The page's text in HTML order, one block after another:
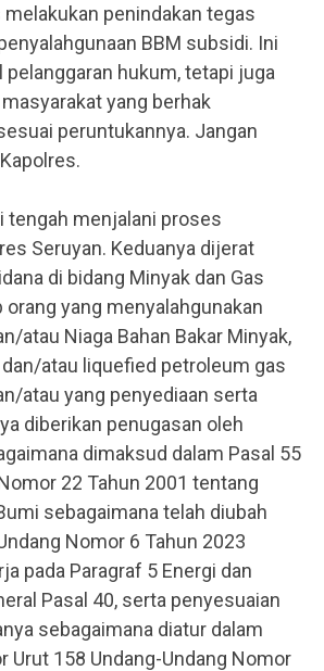
melakukan penindakan tegas
BBM subsidi. Ini
pelanggaran hukum, tetapi juga
yang berhak
peruntukannya. Jangan
tengah menjalani proses
Seruyan. Keduanya dijerat
di bidang Minyak dan Gas
yang menyalahgunakan
atau Niaga Bahan Bakar Minyak,
dan/atau liquefied petroleum gas
atau yang penyediaan serta
diberikan penugasan oleh
dimaksud dalam Pasal 55
22 Tahun 2001 tentang
sebagaimana telah diubah
Nomor 6 Tahun 2023
pada Paragraf 5 Energi dan
Pasal 40, serta penyesuaian
sebagaimana diatur dalam
Urut 158 Undang-Undang Nomor